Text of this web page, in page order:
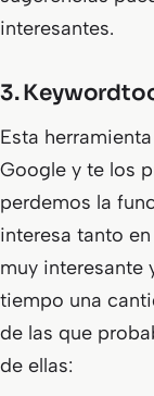
interesantes.
3.
Esta
Google y te los
perdemos la
interesa tanto
muy interesante
tiempo una
de las que
de ellas: